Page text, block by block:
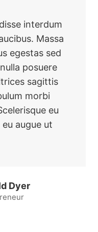
interdum
Massa
egestas sed
posuere
sagittis
morbi
eu
augue ut
Dyer